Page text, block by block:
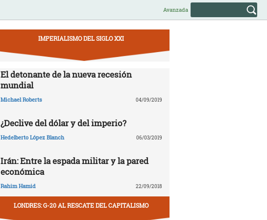
Avanzada
IMPERIALISMO DEL SIGLO XXI
El detonante de la nueva recesión
mundial
Michael Roberts 04/09/2019
¿Declive del dólar y del imperio?
Hedelberto López Blanch 06/03/2019
Irán: Entre la espada militar y la pared
económica
Rahim Hamid 22/09/2018
LONDRES: G-20 AL RESCATE DEL CAPITALISMO